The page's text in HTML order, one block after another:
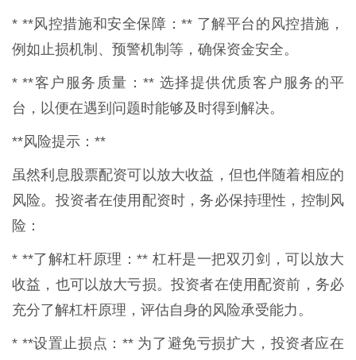
* **风控措施和安全保障：** 了解平台的风控措施，
例如止损机制、预警机制等，确保资金安全。
* **客户服务质量：** 选择提供优质客户服务的平
台，以便在遇到问题时能够及时得到解决。
**风险提示：**
虽然利息股票配资可以放大收益，但也伴随着相应的
风险。投资者在使用配资时，务必保持理性，控制风
险：
* **了解杠杆原理：** 杠杆是一把双刃剑，可以放大
收益，也可以放大亏损。投资者在使用配资前，务必
充分了解杠杆原理，评估自身的风险承受能力。
* **设置止损点：** 为了避免亏损扩大，投资者应在